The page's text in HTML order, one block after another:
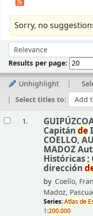
Sorry, no
Sort by:
Results per page:
Unhighlight
Select titles to:
1.
Capitán de
COELLO,
MADOZ
Históricas ;
dirección
by Coello,
Madoz,
Series:Atlasde
1:200.000